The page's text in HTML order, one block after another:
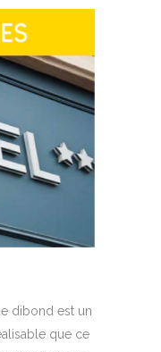
dibond est un
que ce